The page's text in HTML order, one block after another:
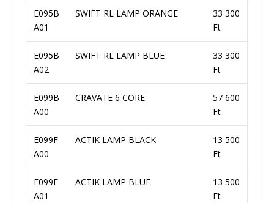
E095B
A01
SWIFT RL LAMP ORANGE
33 300
Ft
E095B
A02
SWIFT RL LAMP BLUE
33 300
Ft
E099B
A00
CRAVATE 6 CORE
57 600
Ft
E099F
A00
ACTIK LAMP BLACK
13 500
Ft
E099F
A01
ACTIK LAMP BLUE
13 500
Ft